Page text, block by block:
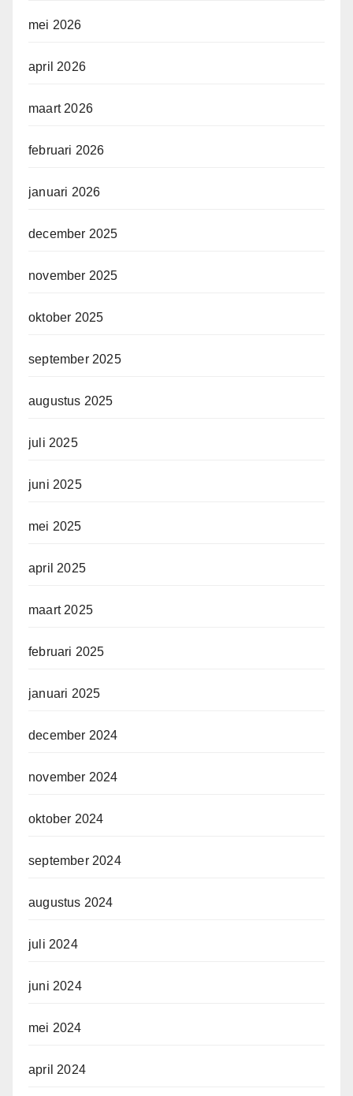
mei 2026
april 2026
maart 2026
februari 2026
januari 2026
december 2025
november 2025
oktober 2025
september 2025
augustus 2025
juli 2025
juni 2025
mei 2025
april 2025
maart 2025
februari 2025
januari 2025
december 2024
november 2024
oktober 2024
september 2024
augustus 2024
juli 2024
juni 2024
mei 2024
april 2024